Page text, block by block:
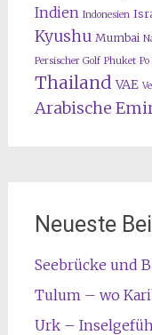
Indien Indonesien
Kyushu Mumbai
Persischer Golf Phuket
Thailand VAE
Arabische
Neueste
Seebrücke und
Tulum – wo
Urk –